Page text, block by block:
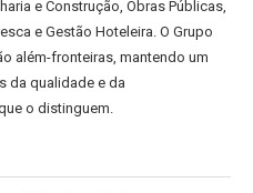
e Construção, Obras Públicas,
e Gestão Hoteleira. O Grupo
além-fronteiras, mantendo um
da qualidade e da
o distinguem.